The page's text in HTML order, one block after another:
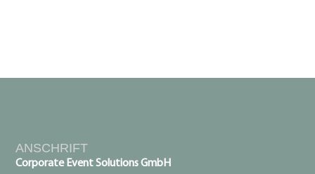
ANSCHRIFT
Corporate Event Solutions GmbH